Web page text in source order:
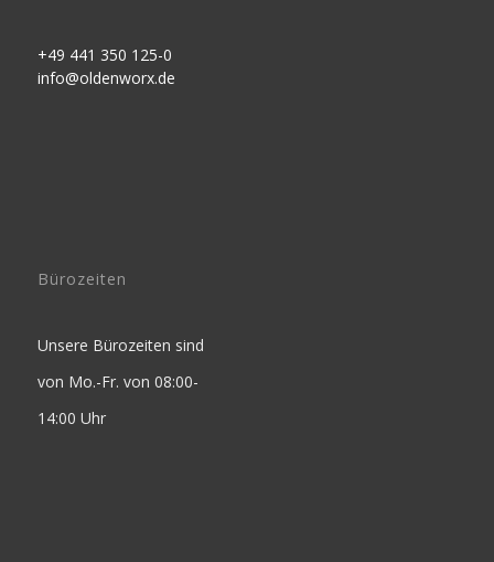
+49 441 350 125-0
info@oldenworx.de
Bürozeiten
Unsere Bürozeiten sind
von Mo.-Fr. von 08:00-
14:00 Uhr